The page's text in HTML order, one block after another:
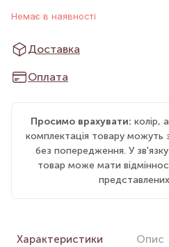
Немає в наявності
Доставка
Оплата
Просимо врахувати: колір,
комплектація товару можуть
без попередження. У
товар може мати
Характеристики Опис